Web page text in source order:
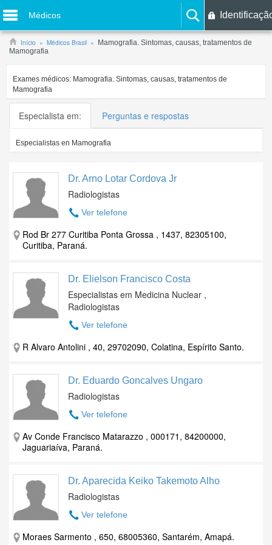
Médicos
Início Médicos Brasil
Mamografia. Sintomas, causas, tratamentos de
Mamografia
Exames médicos: Mamografia. Sintomas, causas, tratamentos de
Mamografia
Especialista em: Perguntas e respostas
Especialistas en Mamografia
Dr. Arno Lotar Cordova Jr
Radiologistas
Ver telefone
Rod Br 277 Curitiba Ponta Grossa , 1437, 82305100,
Curitiba, Paraná.
Dr. Elielson Francisco Costa
Especialistas em Medicina Nuclear ,
Radiologistas
Ver telefone
R Alvaro Antolini , 40, 29702090, Colatina, Espírito Santo.
Dr. Eduardo Goncalves Ungaro
Radiologistas
Ver telefone
Av Conde Francisco Matarazzo , 000171, 84200000,
Jaguariaíva, Paraná.
Dr. Aparecida Keiko Takemoto Alho
Radiologistas
Ver telefone
Moraes Sarmento , 650, 68005360, Santarém, Amapá.